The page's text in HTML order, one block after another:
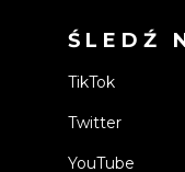
ŚLEDŹ
TikTok
Twitter
YouTube